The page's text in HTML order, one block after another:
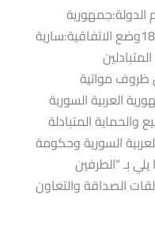
الدولة:جمهورية
الهندتاريخ توقيع الاتفاقية:18/6/2008وضع الاتفاقية:سارية
ظروف مواتية
العربية السورية
المتبادلة
السورية وحكومة
بـ “الطرفين
الصداقة والتعاون